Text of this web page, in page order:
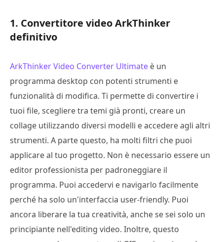
1. Convertitore video ArkThinker
definitivo
ArkThinker Video Converter Ultimate è un
programma desktop con potenti strumenti e
funzionalità di modifica. Ti permette di convertire i
tuoi file, scegliere tra temi già pronti, creare un
collage utilizzando diversi modelli e accedere agli altri
strumenti. A parte questo, ha molti filtri che puoi
applicare al tuo progetto. Non è necessario essere un
editor professionista per padroneggiare il
programma. Puoi accedervi e navigarlo facilmente
perché ha solo un'interfaccia user-friendly. Puoi
ancora liberare la tua creatività, anche se sei solo un
principiante nell'editing video. Inoltre, questo